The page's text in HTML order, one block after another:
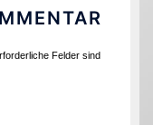
Felder sind